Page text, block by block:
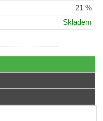
21 %
Skladem